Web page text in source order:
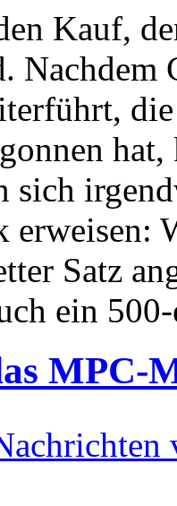
Kauf,
Nachdem
sich
erweisen:
Satz
ein
MPC-